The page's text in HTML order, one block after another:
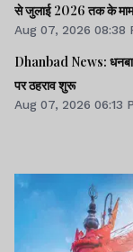
से जुलाई 2026 तक के
Aug 07, 2026 08:38
Dhanbad News:
पर ठहराव शुरू
Aug 07, 2026 06:13